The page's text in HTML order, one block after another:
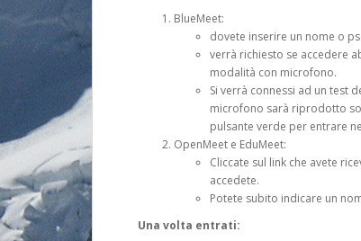
BlueMeet:
dovete inserire un nome o
verrà richiesto se accedere
modalità con microfono.
Si verrà connessi ad un test
microfono sarà riprodotto
pulsante verde per entrare
OpenMeet e EduMeet:
Cliccate sul link che avete
accedete.
Potete subito indicare un
Una volta entrati: